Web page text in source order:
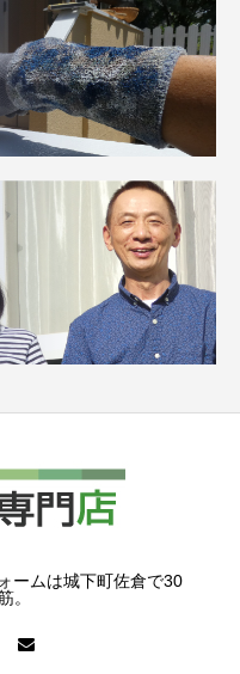
ームは城下町佐倉で30
。